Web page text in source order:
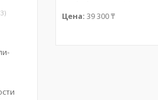
Цена: 39 300 ₸